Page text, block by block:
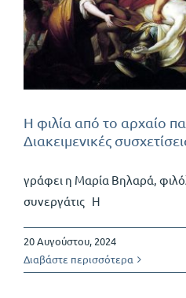
Η φιλία από το αρχαίο
Διακειμενικές
γράφει η Μαρία Βηλαρά,
συνεργάτις Η
20 Αυγούστου, 2024
Διαβάστε περισσότερα